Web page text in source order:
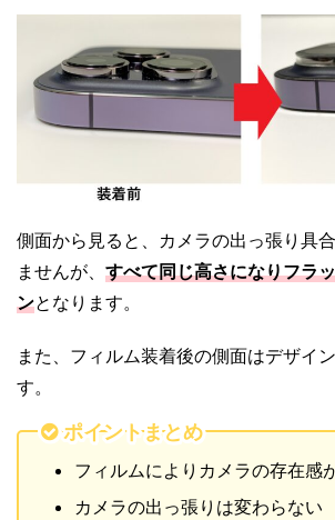
側面から見ると、カメラの出っ張り具
ませんが、 すべて同じ高さになりフラ
ンとなります。
また、フィルム装着後の側面はデザイ
す。
ポイントまとめ
フィルムによりカメラの存在感
カメラの出っ張りは変わらない